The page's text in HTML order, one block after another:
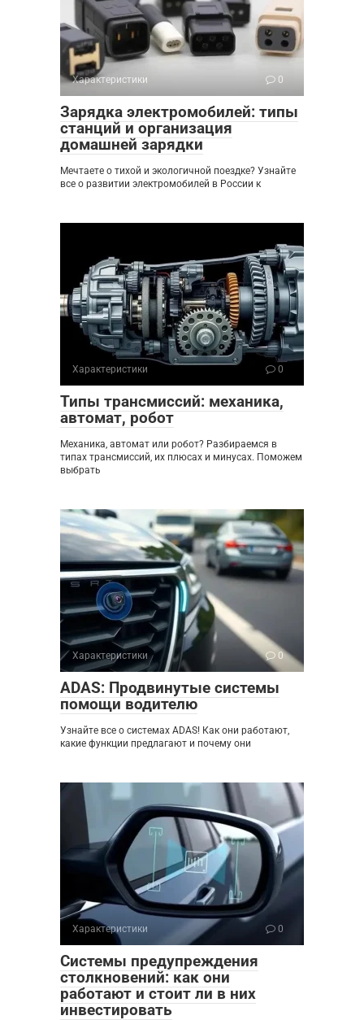
Характеристики 0
Зарядка электромобилей: типы
станций и организация
домашней зарядки
Мечтаете о тихой и экологичной поездке? Узнайте
все о развитии электромобилей в России к
Характеристики 0
Типы трансмиссий: механика,
автомат, робот
Механика, автомат или робот? Разбираемся в
типах трансмиссий, их плюсах и минусах. Поможем
выбрать
Характеристики 0
ADAS: Продвинутые системы
помощи водителю
Узнайте все о системах ADAS! Как они работают,
какие функции предлагают и почему они
Характеристики 0
Системы предупреждения
столкновений: как они
работают и стоит ли в них
инвестировать